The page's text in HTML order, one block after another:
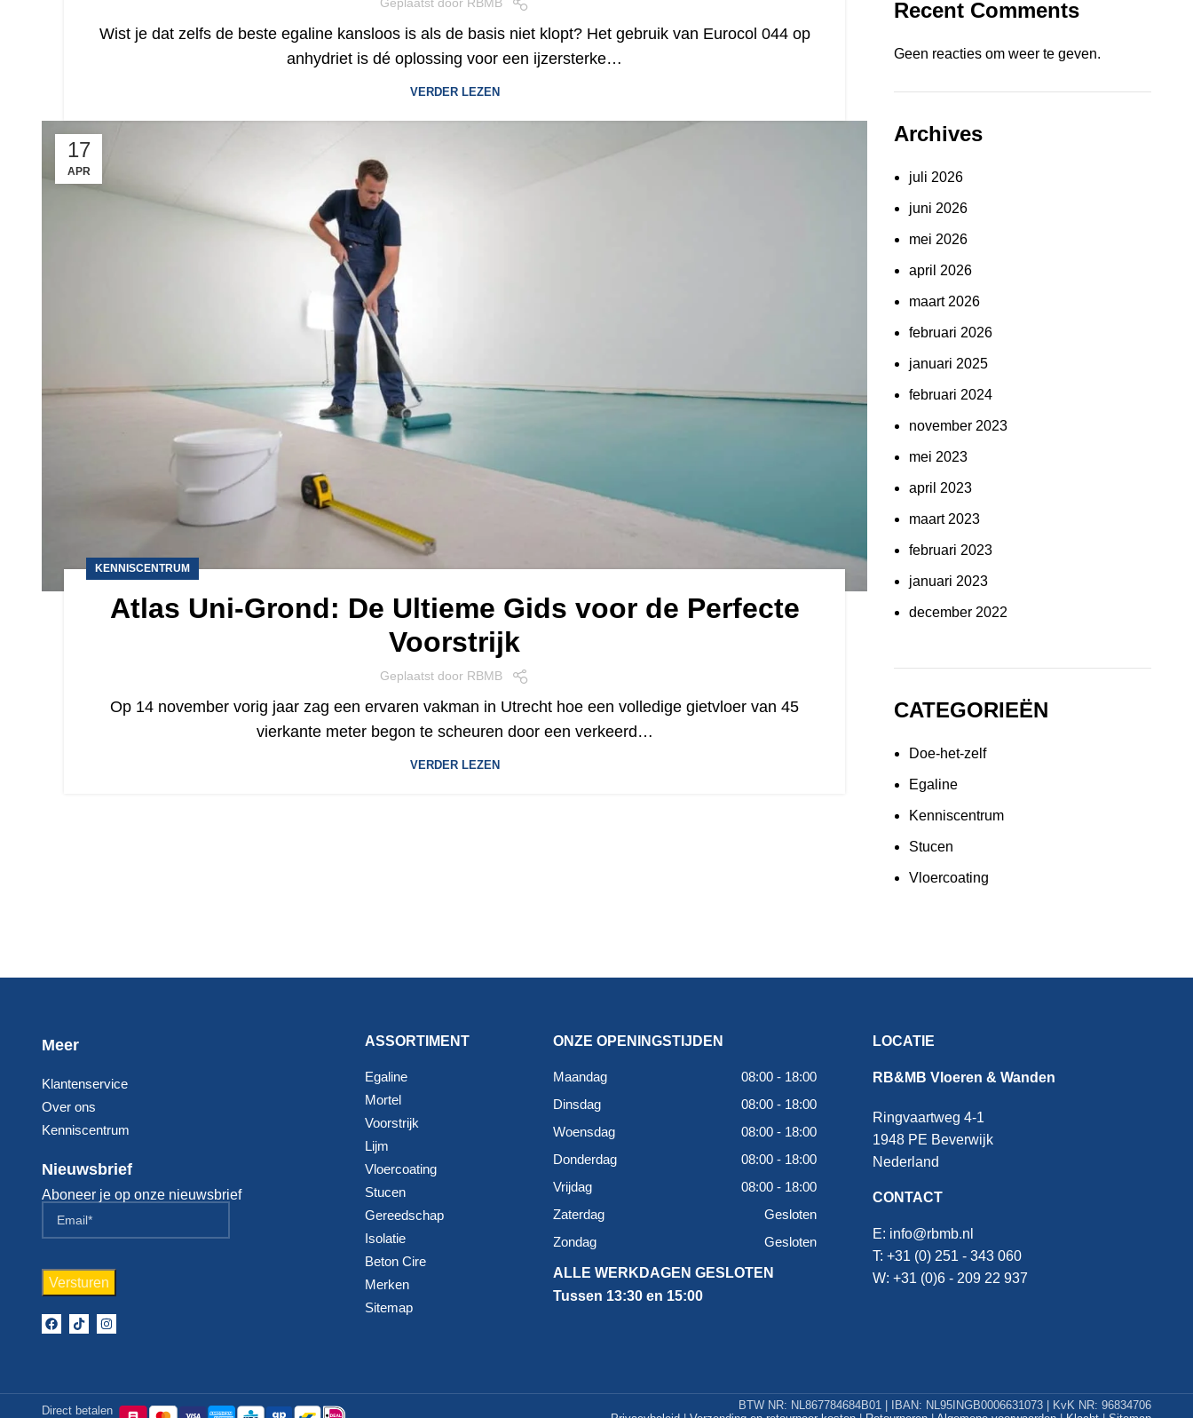
Geplaatst door RBMB
Wist je dat zelfs de beste egaline kansloos is als de basis niet klopt? Het gebruik van Eurocol 044 op
anhydriet is dé oplossing voor een ijzersterke…
VERDER LEZEN
17
APR
KENNISCENTRUM
Atlas Uni-Grond: De Ultieme Gids voor de Perfecte
Voorstrijk
Geplaatst door RBMB
Op 14 november vorig jaar zag een ervaren vakman in Utrecht hoe een volledige gietvloer van 45
vierkante meter begon te scheuren door een verkeerd…
VERDER LEZEN
Recent Comments
Geen reacties om weer te geven.
Archives
juli 2026
juni 2026
mei 2026
april 2026
maart 2026
februari 2026
januari 2025
februari 2024
november 2023
mei 2023
april 2023
maart 2023
februari 2023
januari 2023
december 2022
CATEGORIEËN
Doe-het-zelf
Egaline
Kenniscentrum
Stucen
Vloercoating
Meer
Klantenservice
Over ons
Kenniscentrum
Nieuwsbrief
Aboneer je op onze nieuwsbrief
ASSORTIMENT
Egaline
Mortel
Voorstrijk
Lijm
Vloercoating
Stucen
Gereedschap
Isolatie
Beton Cire
Merken
Sitemap
ONZE OPENINGSTIJDEN
Maandag
08:00 - 18:00
Dinsdag
08:00 - 18:00
Woensdag
08:00 - 18:00
Donderdag
08:00 - 18:00
Vrijdag
08:00 - 18:00
Zaterdag
Gesloten
Zondag
Gesloten
ALLE WERKDAGEN GESLOTEN
Tussen 13:30 en 15:00
LOCATIE
RB&MB Vloeren & Wanden
Ringvaartweg 4-1
1948 PE Beverwijk
Nederland
CONTACT
E: info@rbmb.nl
T: +31 (0) 251 - 343 060
W: +31 (0)6 - 209 22 937
Direct betalen
BTW NR: NL867784684B01 | IBAN: NL95INGB0006631073 | KvK NR: 96834706